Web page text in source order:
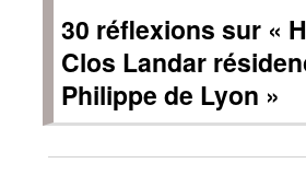
30 réflexions sur «
Clos Landar
Philippe de Lyon »